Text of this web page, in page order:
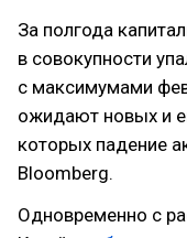
За полгода
в совокупности
с максимумами
ожидают новых и
которых падение
Bloomberg.
Одновременно с